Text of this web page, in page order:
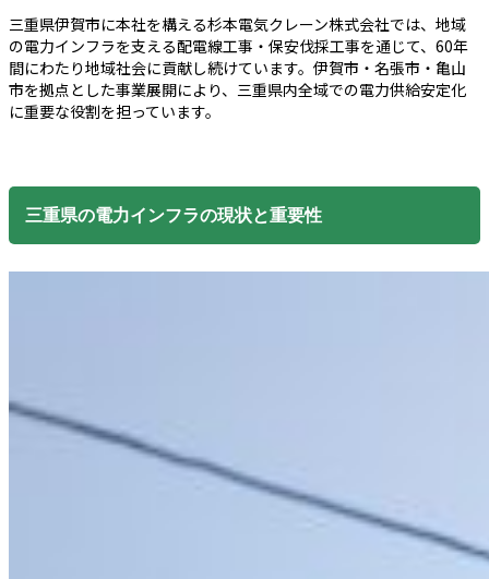
三重県伊賀市に本社を構える杉本電気クレーン株式会社では、地域
の電力インフラを支える配電線工事・保安伐採工事を通じて、60年
間にわたり地域社会に貢献し続けています。伊賀市・名張市・亀山
市を拠点とした事業展開により、三重県内全域での電力供給安定化
に重要な役割を担っています。
三重県の電力インフラの現状と重要性